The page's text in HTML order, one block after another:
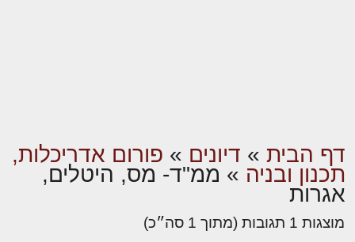
דף הבית » דיונים » פורום אדריכלות,
תכנון ובניה » ממ"ד- מס, היטלים,
אגרות
מוצגות 1 תגובות (מתוך 1 סה״כ)